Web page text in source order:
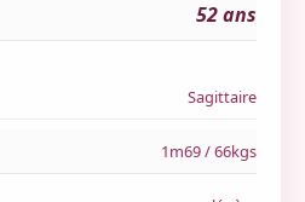
52 ans
Sagittaire
1m69 / 66kgs